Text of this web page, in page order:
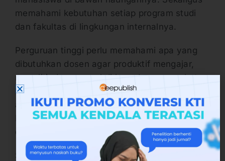
memahami kebutuhan setiap program studi
dan fakultas di lingkungan internalnya.
Perguruan tinggi perlu memahami apa yang
dibutuhkan dosen agar produktif mengajar,
meneliti, dan mengabdi kepada masyarakat.
Kemudian, apa yang dibutuhkan mahasiswa
agar aktif belajar, ikut penelitian dosen, dll.
Begitu seterusnya dengan kebutuhan prodi
dan fakultas.
Sehingga perguruan tinggi memahami apa